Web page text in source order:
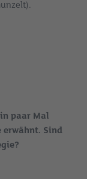
paar Mal
erwähnt. Sind